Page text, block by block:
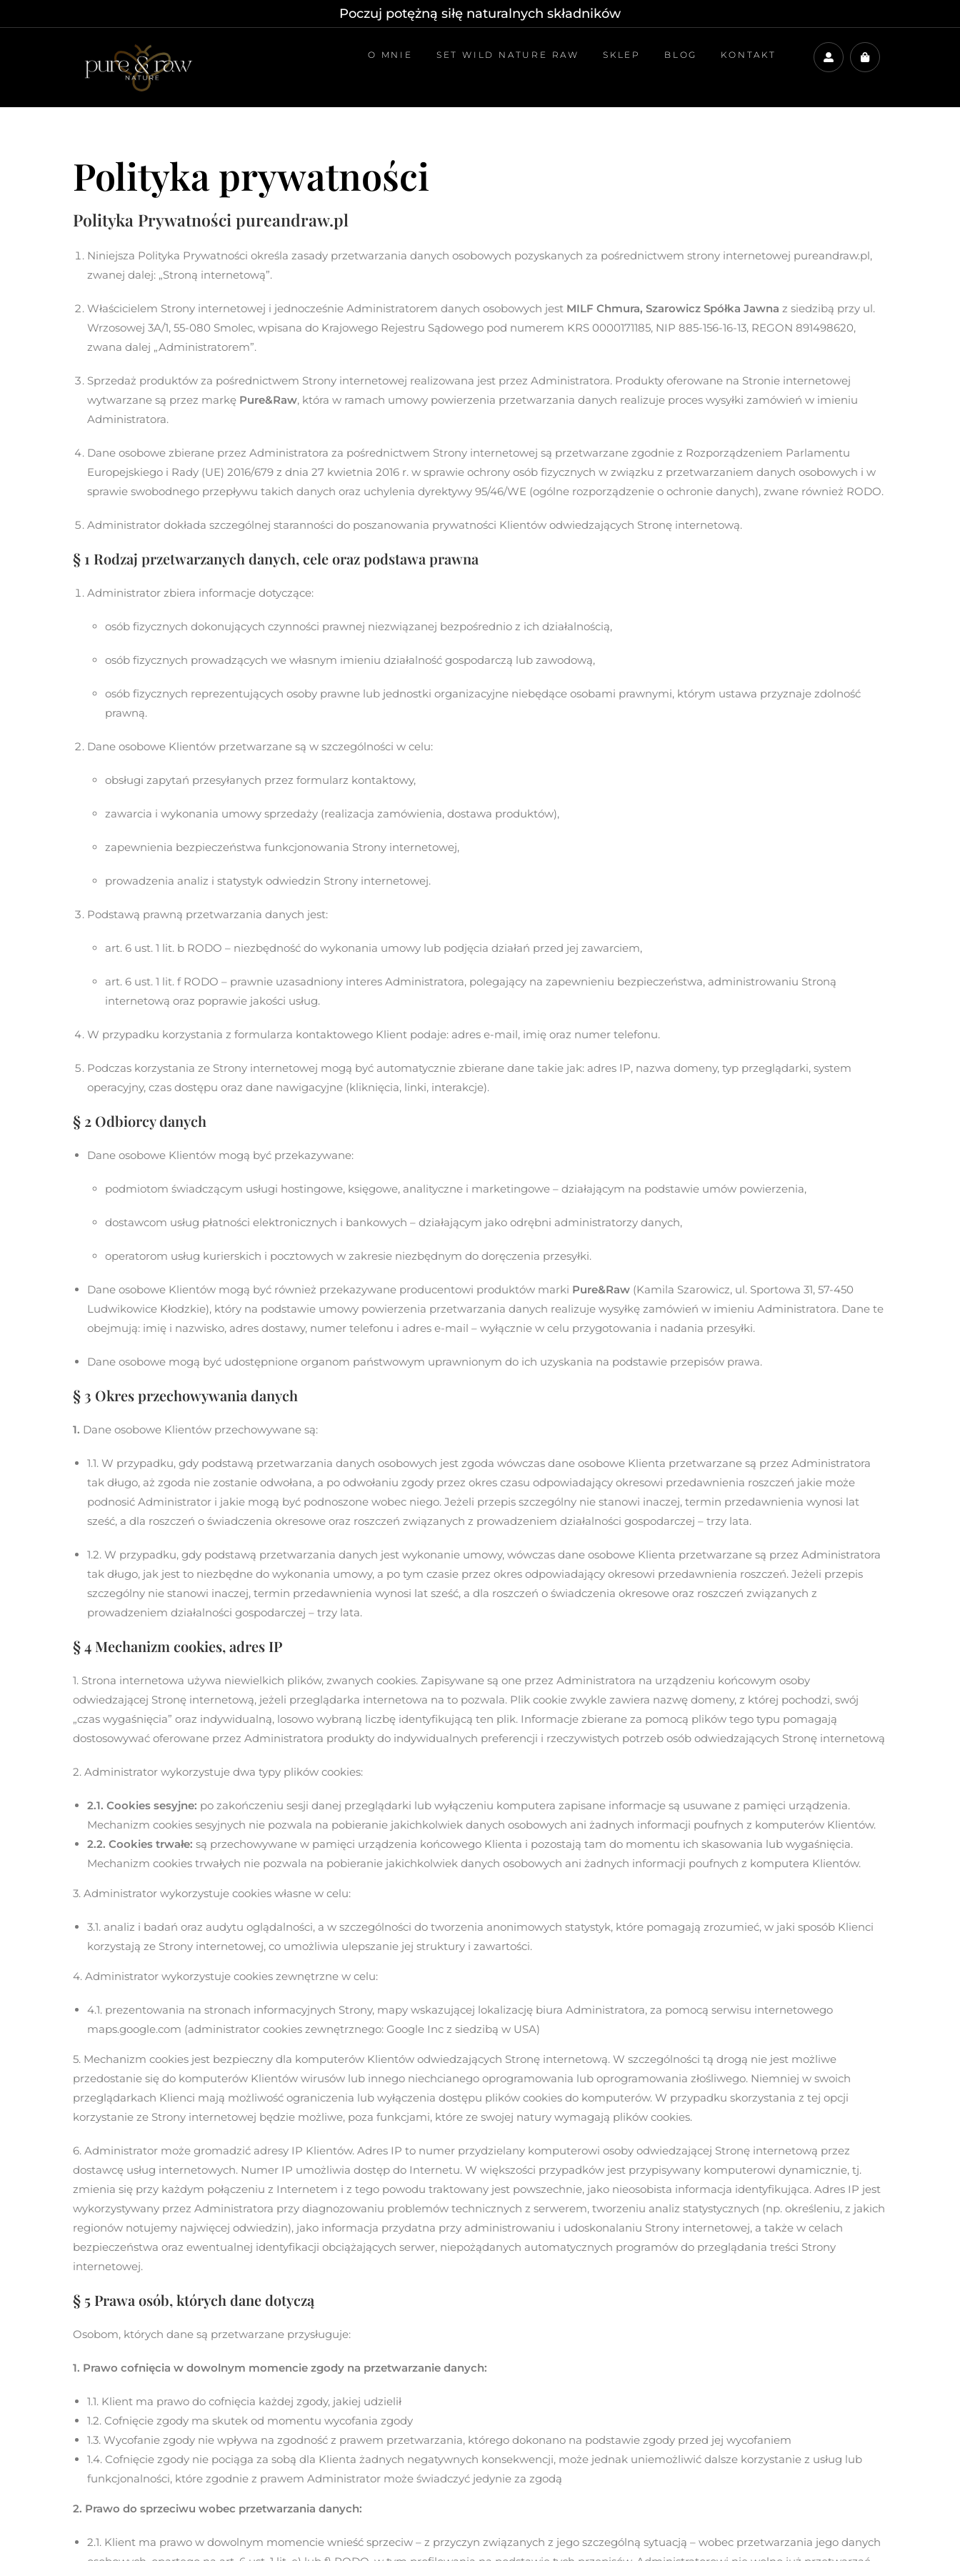
Poczuj potężną siłę naturalnych składników
O MNIE SET WILD NATURE RAW SKLEP BLOG KONTAKT
Polityka prywatności
Polityka Prywatności pureandraw.pl
Niniejsza Polityka Prywatności określa zasady przetwarzania danych osobowych pozyskanych za pośrednictwem strony internetowej pureandraw.pl,
zwanej dalej: „Stroną internetową”.
Właścicielem Strony internetowej i jednocześnie Administratorem danych osobowych jest MILF Chmura, Szarowicz Spółka Jawna z siedzibą przy ul.
Wrzosowej 3A/1, 55-080 Smolec, wpisana do Krajowego Rejestru Sądowego pod numerem KRS 0000171185, NIP 885-156-16-13, REGON 891498620,
zwana dalej „Administratorem”.
Sprzedaż produktów za pośrednictwem Strony internetowej realizowana jest przez Administratora. Produkty oferowane na Stronie internetowej
wytwarzane są przez markę Pure&Raw, która w ramach umowy powierzenia przetwarzania danych realizuje proces wysyłki zamówień w imieniu
Administratora.
Dane osobowe zbierane przez Administratora za pośrednictwem Strony internetowej są przetwarzane zgodnie z Rozporządzeniem Parlamentu
Europejskiego i Rady (UE) 2016/679 z dnia 27 kwietnia 2016 r. w sprawie ochrony osób fizycznych w związku z przetwarzaniem danych osobowych i w
sprawie swobodnego przepływu takich danych oraz uchylenia dyrektywy 95/46/WE (ogólne rozporządzenie o ochronie danych), zwane również RODO.
Administrator dokłada szczególnej staranności do poszanowania prywatności Klientów odwiedzających Stronę internetową.
§ 1 Rodzaj przetwarzanych danych, cele oraz podstawa prawna
Administrator zbiera informacje dotyczące:
osób fizycznych dokonujących czynności prawnej niezwiązanej bezpośrednio z ich działalnością,
osób fizycznych prowadzących we własnym imieniu działalność gospodarczą lub zawodową,
osób fizycznych reprezentujących osoby prawne lub jednostki organizacyjne niebędące osobami prawnymi, którym ustawa przyznaje zdolność
prawną.
Dane osobowe Klientów przetwarzane są w szczególności w celu:
obsługi zapytań przesyłanych przez formularz kontaktowy,
zawarcia i wykonania umowy sprzedaży (realizacja zamówienia, dostawa produktów),
zapewnienia bezpieczeństwa funkcjonowania Strony internetowej,
prowadzenia analiz i statystyk odwiedzin Strony internetowej.
Podstawą prawną przetwarzania danych jest:
art. 6 ust. 1 lit. b RODO – niezbędność do wykonania umowy lub podjęcia działań przed jej zawarciem,
art. 6 ust. 1 lit. f RODO – prawnie uzasadniony interes Administratora, polegający na zapewnieniu bezpieczeństwa, administrowaniu Stroną
internetową oraz poprawie jakości usług.
W przypadku korzystania z formularza kontaktowego Klient podaje: adres e-mail, imię oraz numer telefonu.
Podczas korzystania ze Strony internetowej mogą być automatycznie zbierane dane takie jak: adres IP, nazwa domeny, typ przeglądarki, system
operacyjny, czas dostępu oraz dane nawigacyjne (kliknięcia, linki, interakcje).
§ 2 Odbiorcy danych
Dane osobowe Klientów mogą być przekazywane:
podmiotom świadczącym usługi hostingowe, księgowe, analityczne i marketingowe – działającym na podstawie umów powierzenia,
dostawcom usług płatności elektronicznych i bankowych – działającym jako odrębni administratorzy danych,
operatorom usług kurierskich i pocztowych w zakresie niezbędnym do doręczenia przesyłki.
Dane osobowe Klientów mogą być również przekazywane producentowi produktów marki Pure&Raw (Kamila Szarowicz, ul. Sportowa 31, 57-450
Ludwikowice Kłodzkie), który na podstawie umowy powierzenia przetwarzania danych realizuje wysyłkę zamówień w imieniu Administratora. Dane te
obejmują: imię i nazwisko, adres dostawy, numer telefonu i adres e-mail – wyłącznie w celu przygotowania i nadania przesyłki.
Dane osobowe mogą być udostępnione organom państwowym uprawnionym do ich uzyskania na podstawie przepisów prawa.
§ 3 Okres przechowywania danych
1. Dane osobowe Klientów przechowywane są:
1.1. W przypadku, gdy podstawą przetwarzania danych osobowych jest zgoda wówczas dane osobowe Klienta przetwarzane są przez Administratora
tak długo, aż zgoda nie zostanie odwołana, a po odwołaniu zgody przez okres czasu odpowiadający okresowi przedawnienia roszczeń jakie może
podnosić Administrator i jakie mogą być podnoszone wobec niego. Jeżeli przepis szczególny nie stanowi inaczej, termin przedawnienia wynosi lat
sześć, a dla roszczeń o świadczenia okresowe oraz roszczeń związanych z prowadzeniem działalności gospodarczej – trzy lata.
1.2. W przypadku, gdy podstawą przetwarzania danych jest wykonanie umowy, wówczas dane osobowe Klienta przetwarzane są przez Administratora
tak długo, jak jest to niezbędne do wykonania umowy, a po tym czasie przez okres odpowiadający okresowi przedawnienia roszczeń. Jeżeli przepis
szczególny nie stanowi inaczej, termin przedawnienia wynosi lat sześć, a dla roszczeń o świadczenia okresowe oraz roszczeń związanych z
prowadzeniem działalności gospodarczej – trzy lata.
§ 4 Mechanizm cookies, adres IP
1. Strona internetowa używa niewielkich plików, zwanych cookies. Zapisywane są one przez Administratora na urządzeniu końcowym osoby
odwiedzającej Stronę internetową, jeżeli przeglądarka internetowa na to pozwala. Plik cookie zwykle zawiera nazwę domeny, z której pochodzi, swój
„czas wygaśnięcia” oraz indywidualną, losowo wybraną liczbę identyfikującą ten plik. Informacje zbierane za pomocą plików tego typu pomagają
dostosowywać oferowane przez Administratora produkty do indywidualnych preferencji i rzeczywistych potrzeb osób odwiedzających Stronę internetową
2. Administrator wykorzystuje dwa typy plików cookies:
2.1. Cookies sesyjne: po zakończeniu sesji danej przeglądarki lub wyłączeniu komputera zapisane informacje są usuwane z pamięci urządzenia.
Mechanizm cookies sesyjnych nie pozwala na pobieranie jakichkolwiek danych osobowych ani żadnych informacji poufnych z komputerów Klientów.
2.2. Cookies trwałe: są przechowywane w pamięci urządzenia końcowego Klienta i pozostają tam do momentu ich skasowania lub wygaśnięcia.
Mechanizm cookies trwałych nie pozwala na pobieranie jakichkolwiek danych osobowych ani żadnych informacji poufnych z komputera Klientów.
3. Administrator wykorzystuje cookies własne w celu:
3.1. analiz i badań oraz audytu oglądalności, a w szczególności do tworzenia anonimowych statystyk, które pomagają zrozumieć, w jaki sposób Klienci
korzystają ze Strony internetowej, co umożliwia ulepszanie jej struktury i zawartości.
4. Administrator wykorzystuje cookies zewnętrzne w celu:
4.1. prezentowania na stronach informacyjnych Strony, mapy wskazującej lokalizację biura Administratora, za pomocą serwisu internetowego
maps.google.com (administrator cookies zewnętrznego: Google Inc z siedzibą w USA)
5. Mechanizm cookies jest bezpieczny dla komputerów Klientów odwiedzających Stronę internetową. W szczególności tą drogą nie jest możliwe
przedostanie się do komputerów Klientów wirusów lub innego niechcianego oprogramowania lub oprogramowania złośliwego. Niemniej w swoich
przeglądarkach Klienci mają możliwość ograniczenia lub wyłączenia dostępu plików cookies do komputerów. W przypadku skorzystania z tej opcji
korzystanie ze Strony internetowej będzie możliwe, poza funkcjami, które ze swojej natury wymagają plików cookies.
6. Administrator może gromadzić adresy IP Klientów. Adres IP to numer przydzielany komputerowi osoby odwiedzającej Stronę internetową przez
dostawcę usług internetowych. Numer IP umożliwia dostęp do Internetu. W większości przypadków jest przypisywany komputerowi dynamicznie, tj.
zmienia się przy każdym połączeniu z Internetem i z tego powodu traktowany jest powszechnie, jako nieosobista informacja identyfikująca. Adres IP jest
wykorzystywany przez Administratora przy diagnozowaniu problemów technicznych z serwerem, tworzeniu analiz statystycznych (np. określeniu, z jakich
regionów notujemy najwięcej odwiedzin), jako informacja przydatna przy administrowaniu i udoskonalaniu Strony internetowej, a także w celach
bezpieczeństwa oraz ewentualnej identyfikacji obciążających serwer, niepożądanych automatycznych programów do przeglądania treści Strony
internetowej.
§ 5 Prawa osób, których dane dotyczą
Osobom, których dane są przetwarzane przysługuje:
1. Prawo cofnięcia w dowolnym momencie zgody na przetwarzanie danych:
1.1. Klient ma prawo do cofnięcia każdej zgody, jakiej udzielił
1.2. Cofnięcie zgody ma skutek od momentu wycofania zgody
1.3. Wycofanie zgody nie wpływa na zgodność z prawem przetwarzania, którego dokonano na podstawie zgody przed jej wycofaniem
1.4. Cofnięcie zgody nie pociąga za sobą dla Klienta żadnych negatywnych konsekwencji, może jednak uniemożliwić dalsze korzystanie z usług lub
funkcjonalności, które zgodnie z prawem Administrator może świadczyć jedynie za zgodą
2. Prawo do sprzeciwu wobec przetwarzania danych:
2.1. Klient ma prawo w dowolnym momencie wnieść sprzeciw – z przyczyn związanych z jego szczególną sytuacją – wobec przetwarzania jego danych